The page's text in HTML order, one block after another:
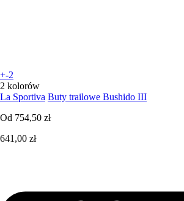
+-2
2 kolorów
La Sportiva Buty trailowe Bushido III
Od 754,50 zł
641,00 zł